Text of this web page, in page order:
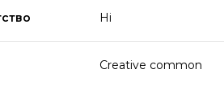
Ні
Creative common